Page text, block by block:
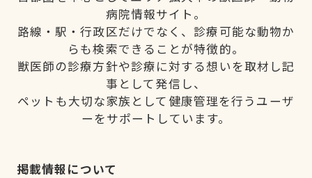
病院情報サイト。
路線・駅・行政区だけでなく、診療可能な動物か
らも検索できることが特徴的。
獣医師の診療方針や診療に対する想いを取材し記
事として発信し、
ペットも大切な家族として健康管理を行うユーザ
ーをサポートしています。
掲載情報について